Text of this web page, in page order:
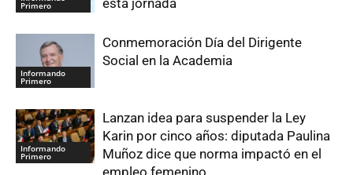
Primero
esta jornada
Informando
Primero
Conmemoración Día del Dirigente
Social en la Academia
Informando
Primero
Lanzan idea para suspender la Ley
Karin por cinco años: diputada Paulina
Muñoz dice que norma impactó en el